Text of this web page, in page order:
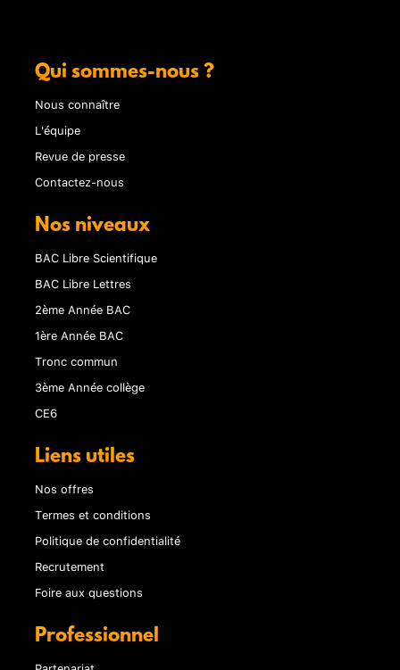
Qui sommes-nous ?
Nous connaître
L'équipe
Revue de presse
Contactez-nous
Nos niveaux
BAC Libre Scientifique
BAC Libre Lettres
2ème Année BAC
1ère Année BAC
Tronc commun
3ème Année collège
CE6
Liens utiles
Nos offres
Termes et conditions
Politique de confidentialité
Recrutement
Foire aux questions
Professionnel